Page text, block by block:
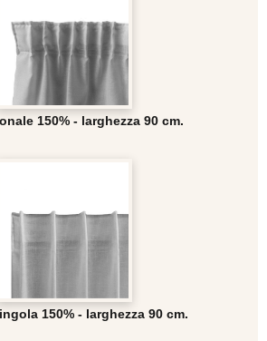
150% - larghezza 90 cm.
150% - larghezza 90 cm.